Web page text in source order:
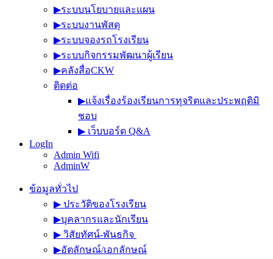
▶︎ระบบนโยบายและแผน
▶︎ระบบงานพัสดุ
▶︎ระบบจองรถโรงเรียน
▶︎ระบบกิจกรรมพัฒนาผู้เรียน
▶︎คลังสื่อCKW
ติดต่อ
▶︎แจ้งเรื่องร้องเรียนการทุจริตและประพฤติมิ
ชอบ
▶︎ เว็บบอร์ด Q&A
LogIn
Admin Wifi
AdminW
ข้อมูลทั่วไป
▶︎ ประวัติของโรงเรียน
▶︎บุคลากรและนักเรียน
▶︎ วิสัยทัศน์-พันธกิจ
▶︎อัตลักษณ์/เอกลักษณ์